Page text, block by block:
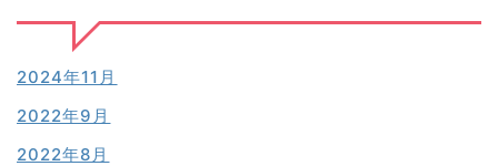
2024年11月
2022年9月
2022年8月